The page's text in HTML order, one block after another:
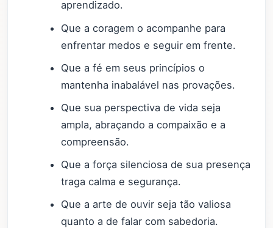
aprendizado.
Que a coragem o acompanhe para
enfrentar medos e seguir em frente.
Que a fé em seus princípios o
mantenha inabalável nas provações.
Que sua perspectiva de vida seja
ampla, abraçando a compaixão e a
compreensão.
Que a força silenciosa de sua presença
traga calma e segurança.
Que a arte de ouvir seja tão valiosa
quanto a de falar com sabedoria.